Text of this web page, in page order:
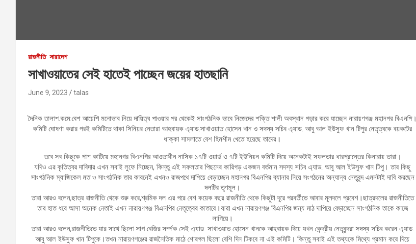
রাজনীতি সারাদেশ
সাখাওয়াতের সেই হাতেই পাচ্ছেন জয়ের হাতছানি
June 9, 2023 talas
দৈনিক তালাশ.কমে:বেশ আয়েশি মনোভাব নিয়ে দায়িত্ব পাওয়ার পর থেকেই সাংগঠনিক ভাবে নিজেদের শক্তি শালী অবস্থান গড়ার করে যাচ্ছেন নারায়ণগঞ্জ মহানগর বিএনপি।
কমিটি ঘোষণা করার পরই কমিটিতে থাকা সিনিয়র নেতারা আহবায়ক এ্যাড.সাখাওয়াত হোসেন খান ও সদস্য সচিব এ্যাড. আবু আল ইউসুফ খান টিপুর নেতৃত্বকে বয়কটের
ধাক্কা সামলাতে বেশ হিমশীম খেতে হয়েছে তাদের।
তবে সব কিছুকে পাশ কাটিয়ে মহানগর বিএনপির আওতাধীন নাসিক ১৭টি ওয়ার্ড ও ৭টি ইউনিয়ন কমিটি দিয়ে অনেকটাই সফলতার ধারপ্রান্তের কিনারায় তারা।
যদিও এর কৃতিত্বর দাবিদার এখন সবাই লুফে নিচ্ছেন, কিন্তু এই সফলতার পিছনের কারিগড় একজন বর্তমান সদস্য সচিব এ্যাড. আবু আল ইউসুফ খান টিপু। তার কিছু
সাংগঠনিক ম্যাজিকেল মত ও সাংগঠনিক তার কারনেই এখনও রাজপথে দাপিয়ে বেড়াচ্ছেন মহানগর বিএনপির ব্যানার নিয়ে সংগঠনের অন্যান্য নেতৃবৃন্দ এমনটাই দাবি করছেন
দলটির তৃণমূল।
তারা আরও বলেন,ছাত্র রাজনীতি থেকে শুরু করে,শ্রমিক দল এর পরে বেশ কয়েক বছর রাজনীতি থেকে কিছুটা দূরে পরবর্তীতে আবার মূলদলে প্রবেশ।ছাত্রদলের রাজনীতিতে
তার হাত ধরে আসা অনেক নেতাই এখন নারায়ণগঞ্জ বিএনপির নেতৃত্বের কাতারে।যারা এখন নারায়ণগঞ্জ বিএনপির জন্য মাঠ দাপিয়ে বেড়াচ্ছেন সাংগঠনিক তাকে কাজে
লাগিয়ে।
তারা আরও বলেন,রাজনীতিতে যার সাথে ছিলো সাপ বেজির সর্ম্পক সেই এ্যাড. সাখাওয়াত হোসেন খানকে আহবায়ক দিয়ে যখন কেন্দ্রীয় নেতৃবৃন্দরা সদস্য সচিব করেন এ্যাড.
আবু আল ইউসুফ খান টিপুকে।তখন নারায়ণগঞ্জের রাজনৈতিক মাঠে শোরগল ছিলো বেশি দিন টিকবে না এই কমিটি। কিন্তু সবাই এই তথ্যকে মিথ্যে প্রমান করে দিয়ে